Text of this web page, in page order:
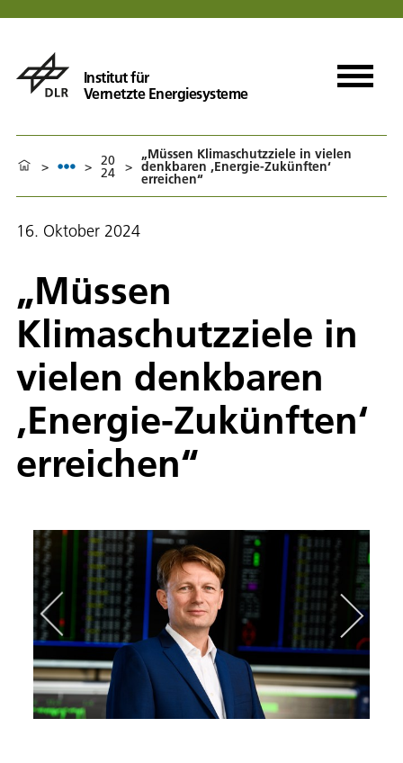
Institut für
Vernetzte Energiesysteme
> > 20
24 >
„Müssen Klimaschutzziele in vielen
denkbaren ‚Energie-Zukünften‘
erreichen“
16. Oktober 2024
„Müssen
Klimaschutzziele in
vielen denkbaren
‚Energie-Zukünften‘
erreichen“